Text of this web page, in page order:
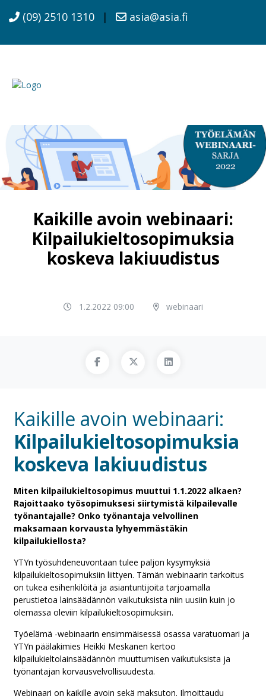
(09) 2510 1310 | asia@asia.fi
Kaikille avoin webinaari:
Kilpailukieltosopimuksia
koskeva lakiuudistus
1.2.2022 09:00 webinaari
Kaikille avoin webinaari:
Kilpailukieltosopimuksia
koskeva lakiuudistus
Miten kilpailukieltosopimus muuttui 1.1.2022 alkaen?
Rajoittaako työsopimuksesi siirtymistä kilpailevalle
työnantajalle? Onko työnantaja velvollinen
maksamaan korvausta lyhyemmästäkin
kilpailukiellosta?
YTYn työsuhdeneuvontaan tulee paljon kysymyksiä
kilpailukieltosopimuksiin liittyen. Tämän webinaarin tarkoitus
on tukea esihenkilöitä ja asiantuntijoita tarjoamalla
perustietoa lainsäädännön vaikutuksista niin uusiin kuin jo
olemassa oleviin kilpailukieltosopimuksiin.
Työelämä -webinaarin ensimmäisessä osassa varatuomari ja
YTYn päälakimies Heikki Meskanen kertoo
kilpailukieltolainsäädännön muuttumisen vaikutuksista ja
työnantajan korvausvelvollisuudesta.
Webinaari on kaikille avoin sekä maksuton. Ilmoittaudu